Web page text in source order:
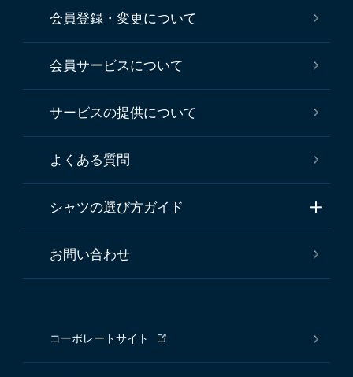
会員登録・変更について
会員サービスについて
サービスの提供について
よくある質問
シャツの選び方ガイド
お問い合わせ
コーポレートサイト